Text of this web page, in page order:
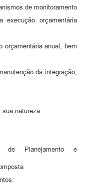
de monitoramento
orçamentária
orçamentária anual, bem
da integração,
natureza.
de Planejamento e